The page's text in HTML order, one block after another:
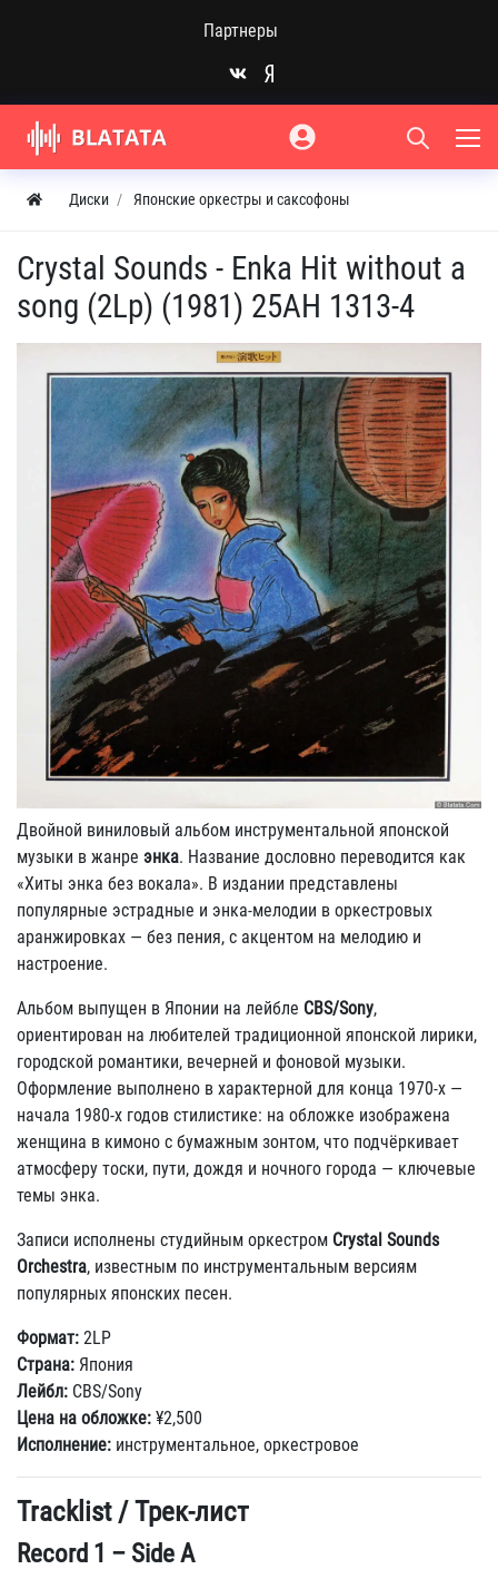
Партнеры
Диски Японские оркестры и саксофоны
Crystal Sounds - Enka Hit without a
song (2Lp) (1981) 25AH 1313-4
Двойной виниловый альбом инструментальной японской
музыки в жанре энка. Название дословно переводится как
«Хиты энка без вокала». В издании представлены
популярные эстрадные и энка-мелодии в оркестровых
аранжировках — без пения, с акцентом на мелодию и
настроение.
Альбом выпущен в Японии на лейбле CBS/Sony,
ориентирован на любителей традиционной японской лирики,
городской романтики, вечерней и фоновой музыки.
Оформление выполнено в характерной для конца 1970-х —
начала 1980-х годов стилистике: на обложке изображена
женщина в кимоно с бумажным зонтом, что подчёркивает
атмосферу тоски, пути, дождя и ночного города — ключевые
темы энка.
Записи исполнены студийным оркестром Crystal Sounds
Orchestra, известным по инструментальным версиям
популярных японских песен.
Формат: 2LP
Страна: Япония
Лейбл: CBS/Sony
Цена на обложке: ¥2,500
Исполнение: инструментальное, оркестровое
Tracklist / Трек-лист
Record 1 – Side A